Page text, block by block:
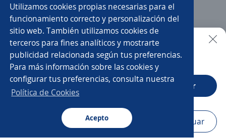
Utilizamos cookies propias necesarias para el
funcionamiento correcto y personalización del
sitio web. También utilizamos cookies de
terceros para fines analíticos y mostrarte
publicidad relacionada según tus preferencias.
Para más información sobre las cookies y
configurar tus preferencias, consulta nuestra
Política de Cookies
Acepto
Subgerente/a de tienda Gerente de operaciones
Gerente tienda Supervisor/a Coordinador/a
Coordinador/a de almacén Jefe/a de logística
Gerente Supervisor/a de operaciones
Gerente de ventas Gerente administrativo
Buscar es más fácil en la app
CT App Abrir
Navegador Continuar